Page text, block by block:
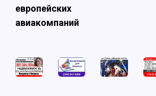
европейских
авиакомпаний